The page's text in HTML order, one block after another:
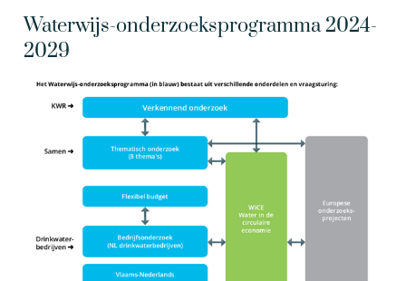
Waterwijs-onderzoeksprogramma 2024-
2029